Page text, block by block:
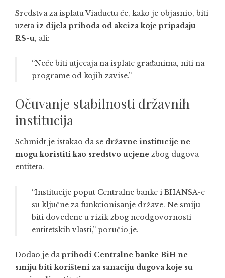
Sredstva za isplatu Viaductu će, kako je objasnio, biti
uzeta iz dijela prihoda od akciza koje pripadaju
RS-u, ali:
“Neće biti utjecaja na isplate građanima, niti na
programe od kojih zavise.”
Očuvanje stabilnosti državnih
institucija
Schmidt je istakao da se državne institucije ne
mogu koristiti kao sredstvo ucjene zbog dugova
entiteta.
“Institucije poput Centralne banke i BHANSA-e
su ključne za funkcionisanje države. Ne smiju
biti dovedene u rizik zbog neodgovornosti
entitetskih vlasti,” poručio je.
Dodao je da prihodi Centralne banke BiH ne
smiju biti korišteni za sanaciju dugova koje su